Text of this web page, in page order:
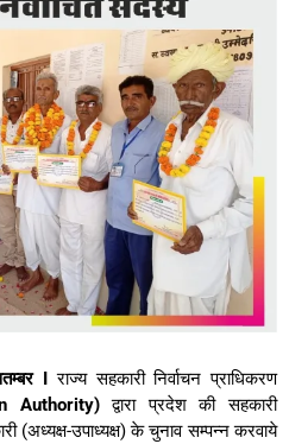
I राज्य सहकारी निर्वाचन प्राधिकरण
Authority)द्वारा प्रदेश की सहकारी
(अध्यक्ष-उपाध्यक्ष) के चुनाव सम्पन्न करवाये